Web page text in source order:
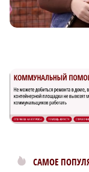
САМОЕ